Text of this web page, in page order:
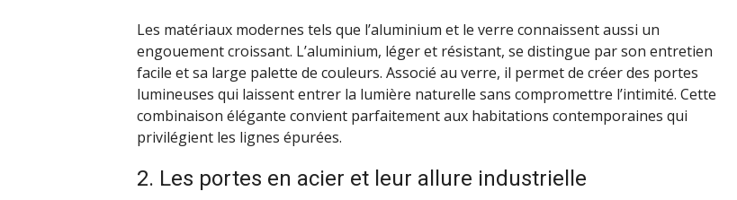
Les matériaux modernes tels que l’aluminium et le verre connaissent aussi un
engouement croissant. L’aluminium, léger et résistant, se distingue par son entretien
facile et sa large palette de couleurs. Associé au verre, il permet de créer des portes
lumineuses qui laissent entrer la lumière naturelle sans compromettre l’intimité. Cette
combinaison élégante convient parfaitement aux habitations contemporaines qui
privilégient les lignes épurées.
2. Les portes en acier et leur allure industrielle